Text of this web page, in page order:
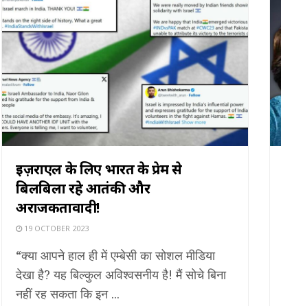
इज़राएल के लिए भारत के प्रेम से
बिलबिला रहे आतंकी और
अराजकतावादी!
19 OCTOBER 2023
“क्या आपने हाल ही में एम्बेसी का सोशल मीडिया
देखा है? यह बिल्कुल अविश्वसनीय है! मैं सोचे बिना
नहीं रह सकता कि इन ...